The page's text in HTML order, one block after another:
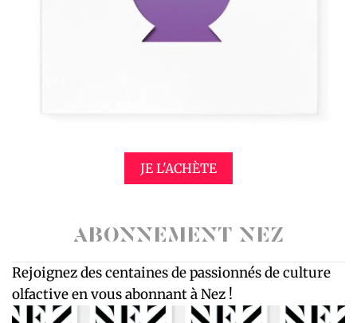
JE L'ACHÈTE
ABONNEMENT NEZ
Rejoignez des centaines de passionnés de culture
olfactive en vous abonnant à Nez !